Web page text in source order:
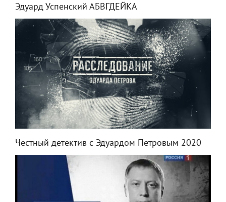
Эдуард Успенский АБВГДЕЙКА
Честный детектив с Эдуардом Петровым 2020